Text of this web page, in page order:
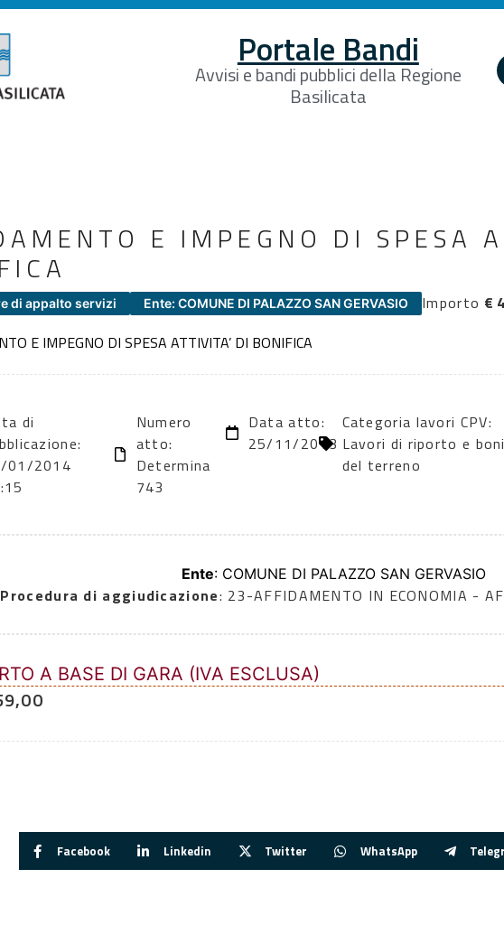
Portale Bandi
Avvisi e bandi pubblici della Regione
Basilicata
E IMPEGNO DI SPESA
di appalto servizi Ente: COMUNE DI PALAZZO SAN GERVASIO Importo €
E IMPEGNO DI SPESA ATTIVITA’ DI BONIFICA
di
01/2014
Numero
atto:
Determina
743
Data atto:
25/11/2013
Categoria lavori CPV:
Lavori di riporto e
del terreno
Ente: COMUNE DI PALAZZO SAN GERVASIO
Procedura di aggiudicazione: 23-AFFIDAMENTO IN ECONOMIA -
A BASE DI GARA (IVA ESCLUSA)
Facebook Linkedin Twitter WhatsApp